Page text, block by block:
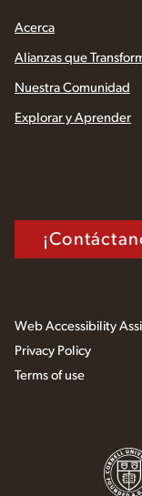
Acerca
Alianzas que
Nuestra Comunidad
Explorar y Aprender
Web Accessibility
Privacy Policy
Terms of use